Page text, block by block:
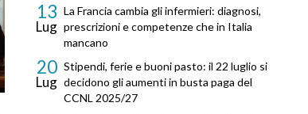
13
Lug
La Francia cambia gli infermieri: diagnosi,
prescrizioni e competenze che in Italia
mancano
20
Lug
Stipendi, ferie e buoni pasto: il 22 luglio si
decidono gli aumenti in busta paga del
CCNL 2025/27